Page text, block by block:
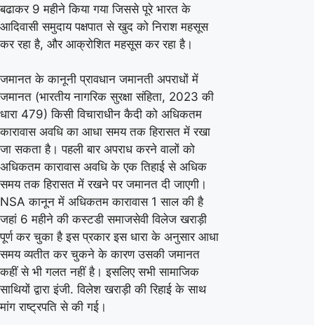
बढाकर 9 महीने किया गया जिससे पूरे भारत के
आदिवासी समुदाय पक्षपात से खुद को निराश महसूस
कर रहा है, और आक्रोशित महसूस कर रहा है।
जमानत के कानूनी प्रावधान जमानती अपराधों में
जमानत (भारतीय नागरिक सुरक्षा संहिता, 2023 की
धारा 479) किसी विचाराधीन कैदी को अधिकतम
कारावास अवधि का आधा समय तक हिरासत में रखा
जा सकता है। पहली बार अपराध करने वालों को
अधिकतम कारावास अवधि के एक तिहाई से अधिक
समय तक हिरासत में रखने पर जमानत दी जाएगी।
NSA कानून में अधिकतम कारावास 1 साल की है
जहां 6 महीने की कस्टडी समाजसेवी विलेज खराड़ी
पूर्ण कर चुका है इस प्रकार इस धारा के अनुसार आधा
समय व्यतीत कर चुकने के कारण उसकी जमानत
कहीं से भी गलत नहीं है। इसलिए सभी सामाजिक
साथियों द्वारा इंजी. विलेश खराड़ी की रिहाई के साथ
मांग राष्ट्रपति से की गई।